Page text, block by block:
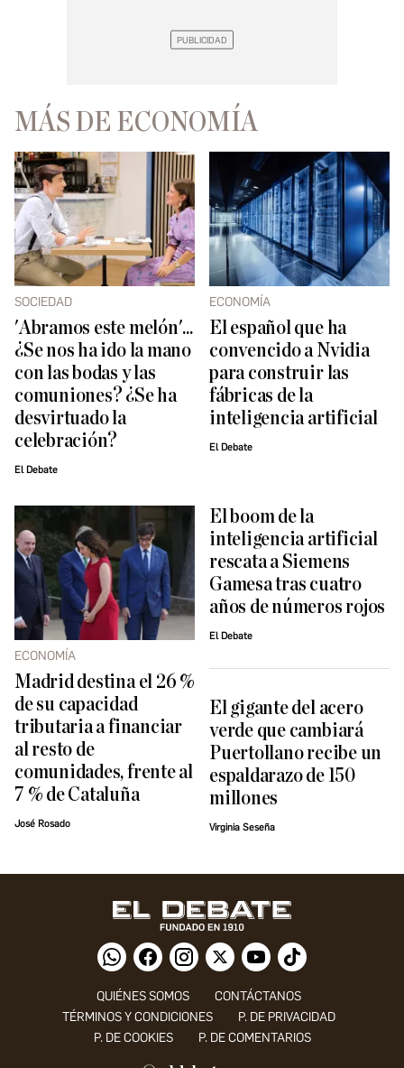
MÁS DE ECONOMÍA
SOCIEDAD
'Abramos este melón'...
¿Se nos ha ido la mano
con las bodas y las
comuniones? ¿Se ha
desvirtuado la
celebración?
El Debate
ECONOMÍA
El español que ha
convencido a Nvidia
para construir las
fábricas de la
inteligencia artificial
El Debate
ECONOMÍA
Madrid destina el 26 %
de su capacidad
tributaria a financiar
al resto de
comunidades, frente al
7 % de Cataluña
José Rosado
El boom de la
inteligencia artificial
rescata a Siemens
Gamesa tras cuatro
años de números rojos
El Debate
El gigante del acero
verde que cambiará
Puertollano recibe un
espaldarazo de 150
millones
Virginia Seseña
QUIÉNES SOMOS
CONTÁCTANOS
TÉRMINOS Y CONDICIONES
P. DE PRIVACIDAD
P. DE COOKIES
P. DE COMENTARIOS